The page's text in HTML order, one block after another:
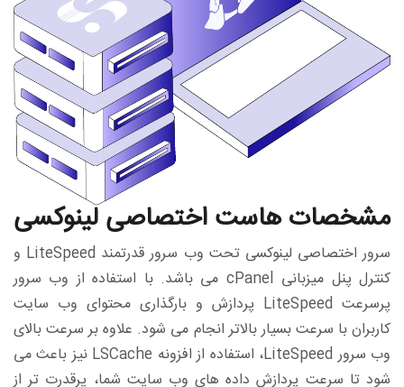
مشخصات هاست اختصاصی لینوکسی
سرور اختصاصی لینوکسی تحت وب سرور قدرتمند LiteSpeed و
کنترل پنل میزبانی cPanel می باشد. با استفاده از وب سرور
پرسرعت LiteSpeed پردازش و بارگذاری محتوای وب سایت
کاربران با سرعت بسیار بالاتر انجام می شود. علاوه بر سرعت بالای
وب سرور LiteSpeed، استفاده از افزونه LSCache نیز باعث می
شود تا سرعت پردازش داده های وب‎ سایت شما، پرقدرت تر از